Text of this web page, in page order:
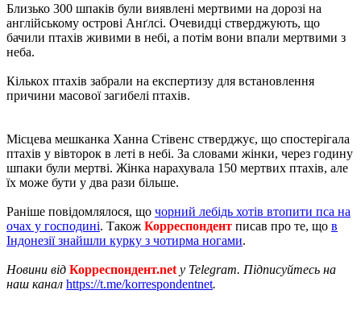
Близько 300 шпаків були виявлені мертвими на дорозі на
англійському острові Анґлсі. Очевидці стверджують, що
бачили птахів живими в небі, а потім вони впали мертвими з
неба.
Кількох птахів забрали на експертизу для встановлення
причини масової загибелі птахів.
Місцева мешканка Ханна Стівенс стверджує, що спостерігала
птахів у вівторок в леті в небі. За словами жінки, через годину
шпаки були мертві. Жінка нарахувала 150 мертвих птахів, але
їх може бути у два рази більше.
Раніше повідомлялося, що чорний лебідь хотів втопити пса на
очах у господині. Також Корреспондент писав про те, що в
Індонезії знайшли курку з чотирма ногами.
Новини від Корреспондент.net у Telegram. Підписуйтесь на
наш канал https://t.me/korrespondentnet.